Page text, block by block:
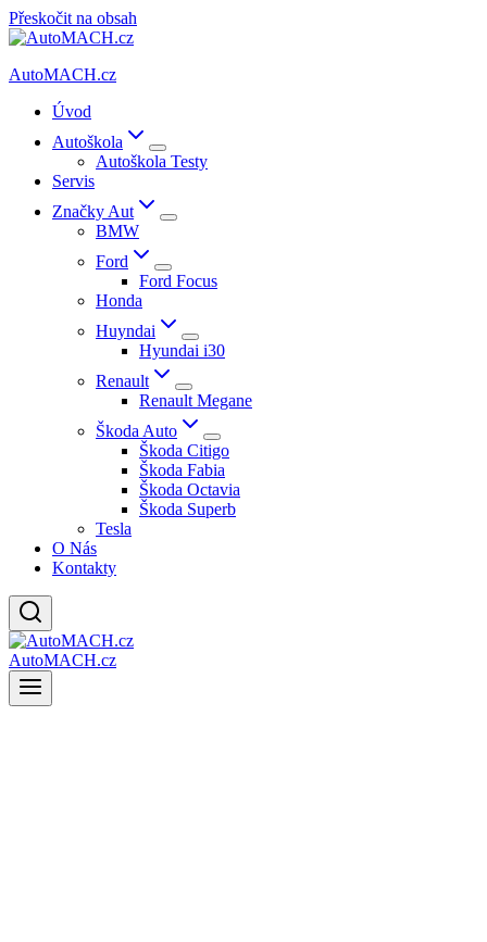
Přeskočit na obsah
AutoMACH.cz
Úvod
Autoškola
Autoškola Testy
Servis
Značky Aut
BMW
Ford
Ford Focus
Honda
Huyndai
Hyundai i30
Renault
Renault Megane
Škoda Auto
Škoda Citigo
Škoda Fabia
Škoda Octavia
Škoda Superb
Tesla
O Nás
Kontakty
AutoMACH.cz